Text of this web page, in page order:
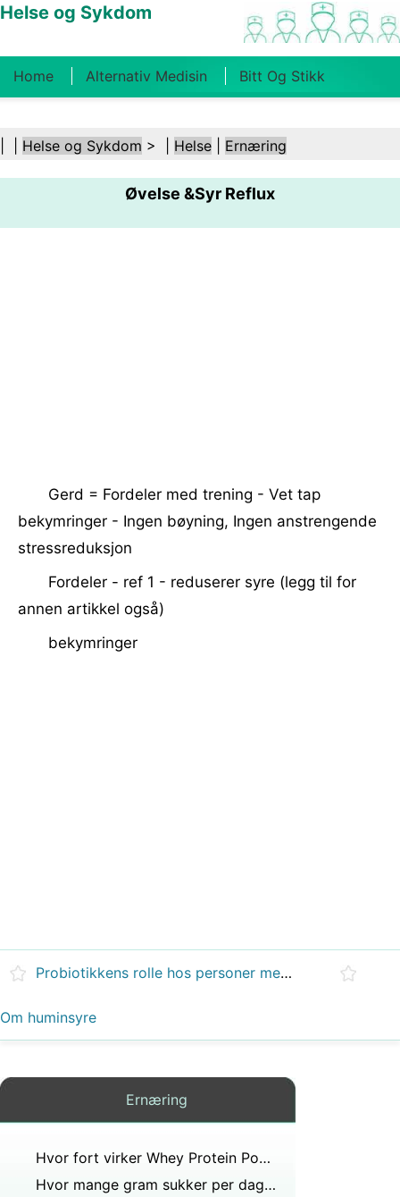
Helse og Sykdom
Home Alternativ Medisin Bitt Og Stikk
Kosthold Og Ernæring Familiehelse
Psykisk Helse Folkehelse Og
Sikkerhet Kirurgi Og Prosedyrer Helse
Helse og Sykdom > | Helse Ernæring
Øvelse &Syr Reflux
Gerd = Fordeler med trening - Vet tap
bekymringer - Ingen bøyning, Ingen anstrengende
stressreduksjon
Fordeler - ref 1 - reduserer syre (legg til for
annen artikkel også)
bekymringer
Probiotikkens rolle hos personer med ADHD
Om huminsyre
Ernæring
Hvor fort virker Whey Protein Powder?
Hvor mange gram sukker per dag kan en diabetiker ha?